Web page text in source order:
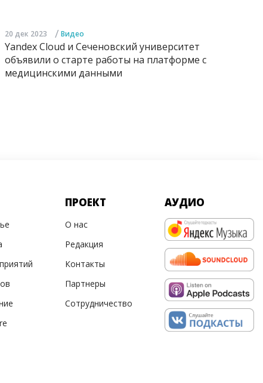
20 дек 2023 / Видео
Yandex Cloud и Сеченовский университет
объявили о старте работы на платформе с
медицинскими данными
ПРОЕКТ
О нас
Редакция
Контакты
Партнеры
Сотрудничество
АУДИО